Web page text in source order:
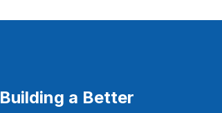
Building a Better